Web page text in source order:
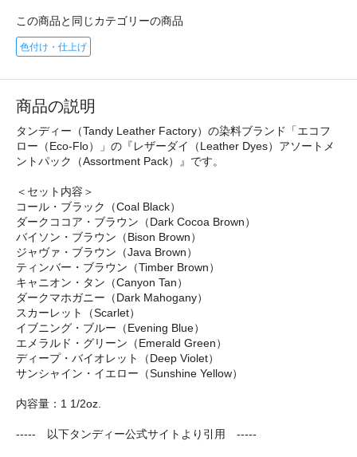
この商品と同じカテゴリーの商品
色付け・仕上げ
商品の説明
タンディー（Tandy Leather Factory）の染料ブランド「エコフ
ロー（Eco-Flo）」の『レザーダイ（Leather Dyes）アソートメ
ントパック（Assortment Pack）』です。
＜セット内容＞
コール・ブラック（Coal Black）
ダークココア・ブラウン（Dark Cocoa Brown）
バイソン・ブラウン（Bison Brown）
ジャヴァ・ブラウン（Java Brown）
ティンバー・ブラウン（Timber Brown）
キャニオン・タン（Canyon Tan）
ダークマホガニー（Dark Mahogany）
スカーレット（Scarlet）
イブニング・ブルー（Evening Blue）
エメラルド・グリーン（Emerald Green）
ディープ・バイオレット（Deep Violet）
サンシャイン・イエロー（Sunshine Yellow）
内容量：1 1/2oz.
----- 以下タンディー公式サイトより引用 -----